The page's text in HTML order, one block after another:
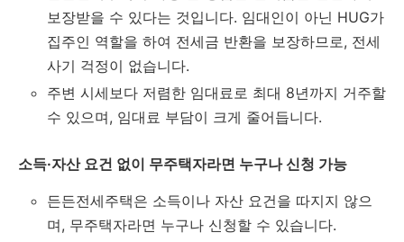
보장받을 수 있다는 것입니다. 임대인이 아닌 HUG가
집주인 역할을 하여 전세금 반환을 보장하므로, 전세
사기 걱정이 없습니다.
주변 시세보다 저렴한 임대료로 최대 8년까지 거주할
수 있으며, 임대료 부담이 크게 줄어듭니다.
소득·자산 요건 없이 무주택자라면 누구나 신청 가능
든든전세주택은 소득이나 자산 요건을 따지지 않으
며, 무주택자라면 누구나 신청할 수 있습니다.